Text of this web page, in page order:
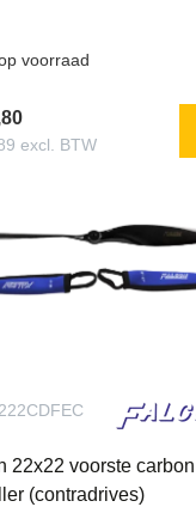
voorraad
excl. BTW
22x22 voorste carbon
(contradrives)